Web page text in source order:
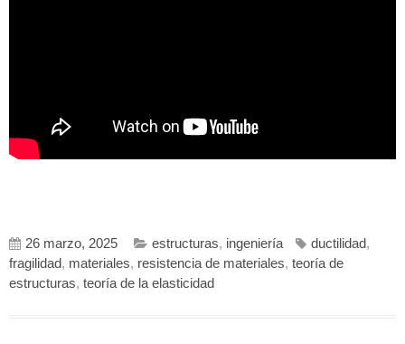
26 marzo, 2025 estructuras, ingeniería ductilidad,
fragilidad, materiales, resistencia de materiales, teoría de
estructuras, teoría de la elasticidad